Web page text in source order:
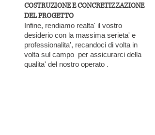
COSTRUZIONE E CONCRETIZZAZIONE
DEL PROGETTO
Infine, rendiamo realta' il vostro
desiderio con la massima serieta' e
professionalita', recandoci di volta in
volta sul campo per assicurarci della
qualita' del nostro operato .